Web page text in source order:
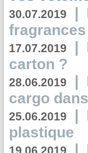
30.07.2019 |
fragrances
17.07.2019 |
carton ?
28.06.2019 |
cargo
25.06.2019 |
plastique
|